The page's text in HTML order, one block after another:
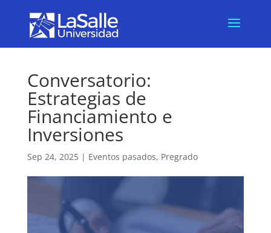
Conversatorio:
Estrategias de
Financiamiento e
Inversiones
Sep 24, 2025| Eventos pasados, Pregrado